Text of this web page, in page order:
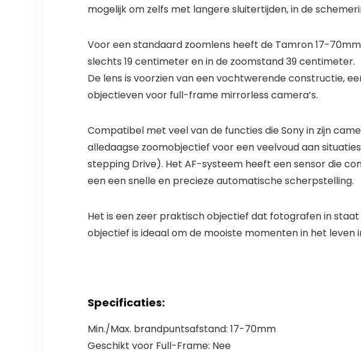
mogelijk om zelfs met langere sluitertijden, in de
Voor een standaard zoomlens heeft de Tamron 17-
slechts 19 centimeter en in de zoomstand 39 centimeter.
De lens is voorzien van een vochtwerende constructie,
objectieven voor full-frame mirrorless camera’s.
Compatibel met veel van de functies die Sony in zijn
alledaagse zoomobjectief voor een veelvoud aan
stepping Drive). Het AF-systeem heeft een sensor die
een een snelle en precieze automatische scherpstelling.
Het is een zeer praktisch objectief dat fotografen in
objectief is ideaal om de mooiste momenten in het leven
Specificaties:
Min./Max. brandpuntsafstand: 17-70mm
Geschikt voor Full-Frame: Nee